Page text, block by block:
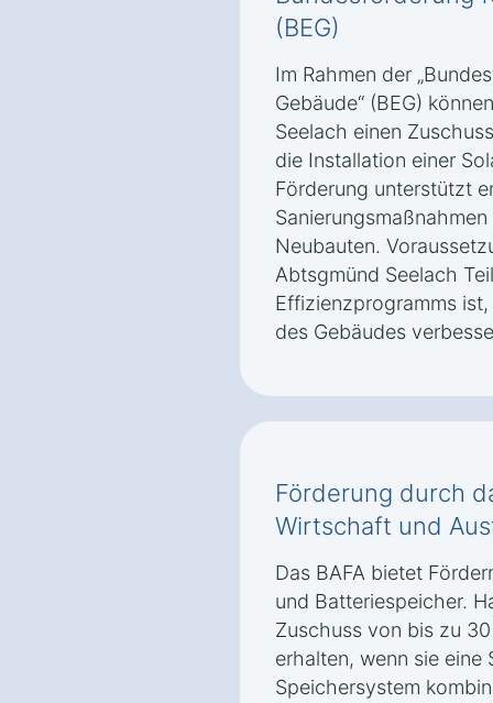
(BEG)
Im Rahmen der
Gebäude“ (BEG)
Seelach einen
die Installation einer
Förderung unterstützt
Neubauten.
Abtsgmünd Seelach
Effizienzprogramms
des Gebäudes
Förderung durch
Wirtschaft und
Das BAFA bietet
und Batteriespeicher.
Zuschuss von bis zu
erhalten, wenn sie eine
Speichersystem